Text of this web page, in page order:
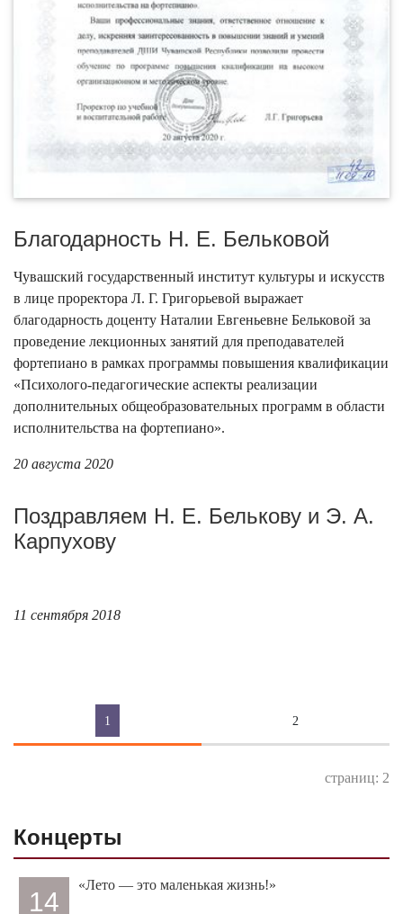
Благодарность Н. Е. Бельковой
Чувашский государственный институт культуры и искусств
в лице проректора Л. Г. Григорьевой выражает
благодарность доценту Наталии Евгеньевне Бельковой за
проведение лекционных занятий для преподавателей
фортепиано в рамках программы повышения квалификации
«Психолого-педагогические аспекты реализации
дополнительных общеобразовательных программ в области
исполнительства на фортепиано».
20 августа 2020
Поздравляем Н. Е. Белькову и Э. А.
Карпухову
11 сентября 2018
1 2
страниц: 2
Концерты
14
«Лето — это маленькая жизнь!»